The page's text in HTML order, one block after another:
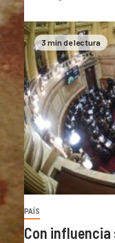
3 min de lectura
PAÍS
Con influencia